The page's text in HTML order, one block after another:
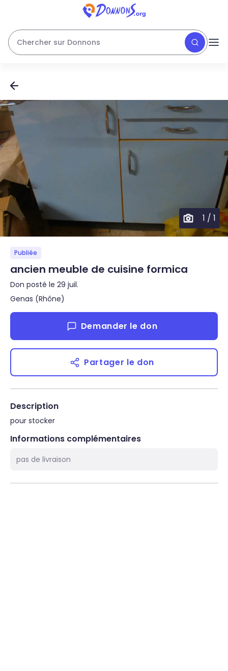
Chercher sur Donnons
1 / 1
Publiée
ancien meuble de cuisine formica
Don posté le 29 juil.
Genas (Rhône)
Demander le don
Partager le don
Description
pour stocker
Informations complémentaires
pas de livraison